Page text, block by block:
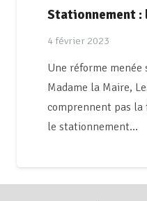
Stationnement
4 février 2023
Une réforme menée
Madame la Maire,
comprennent pas la
le stationnement…